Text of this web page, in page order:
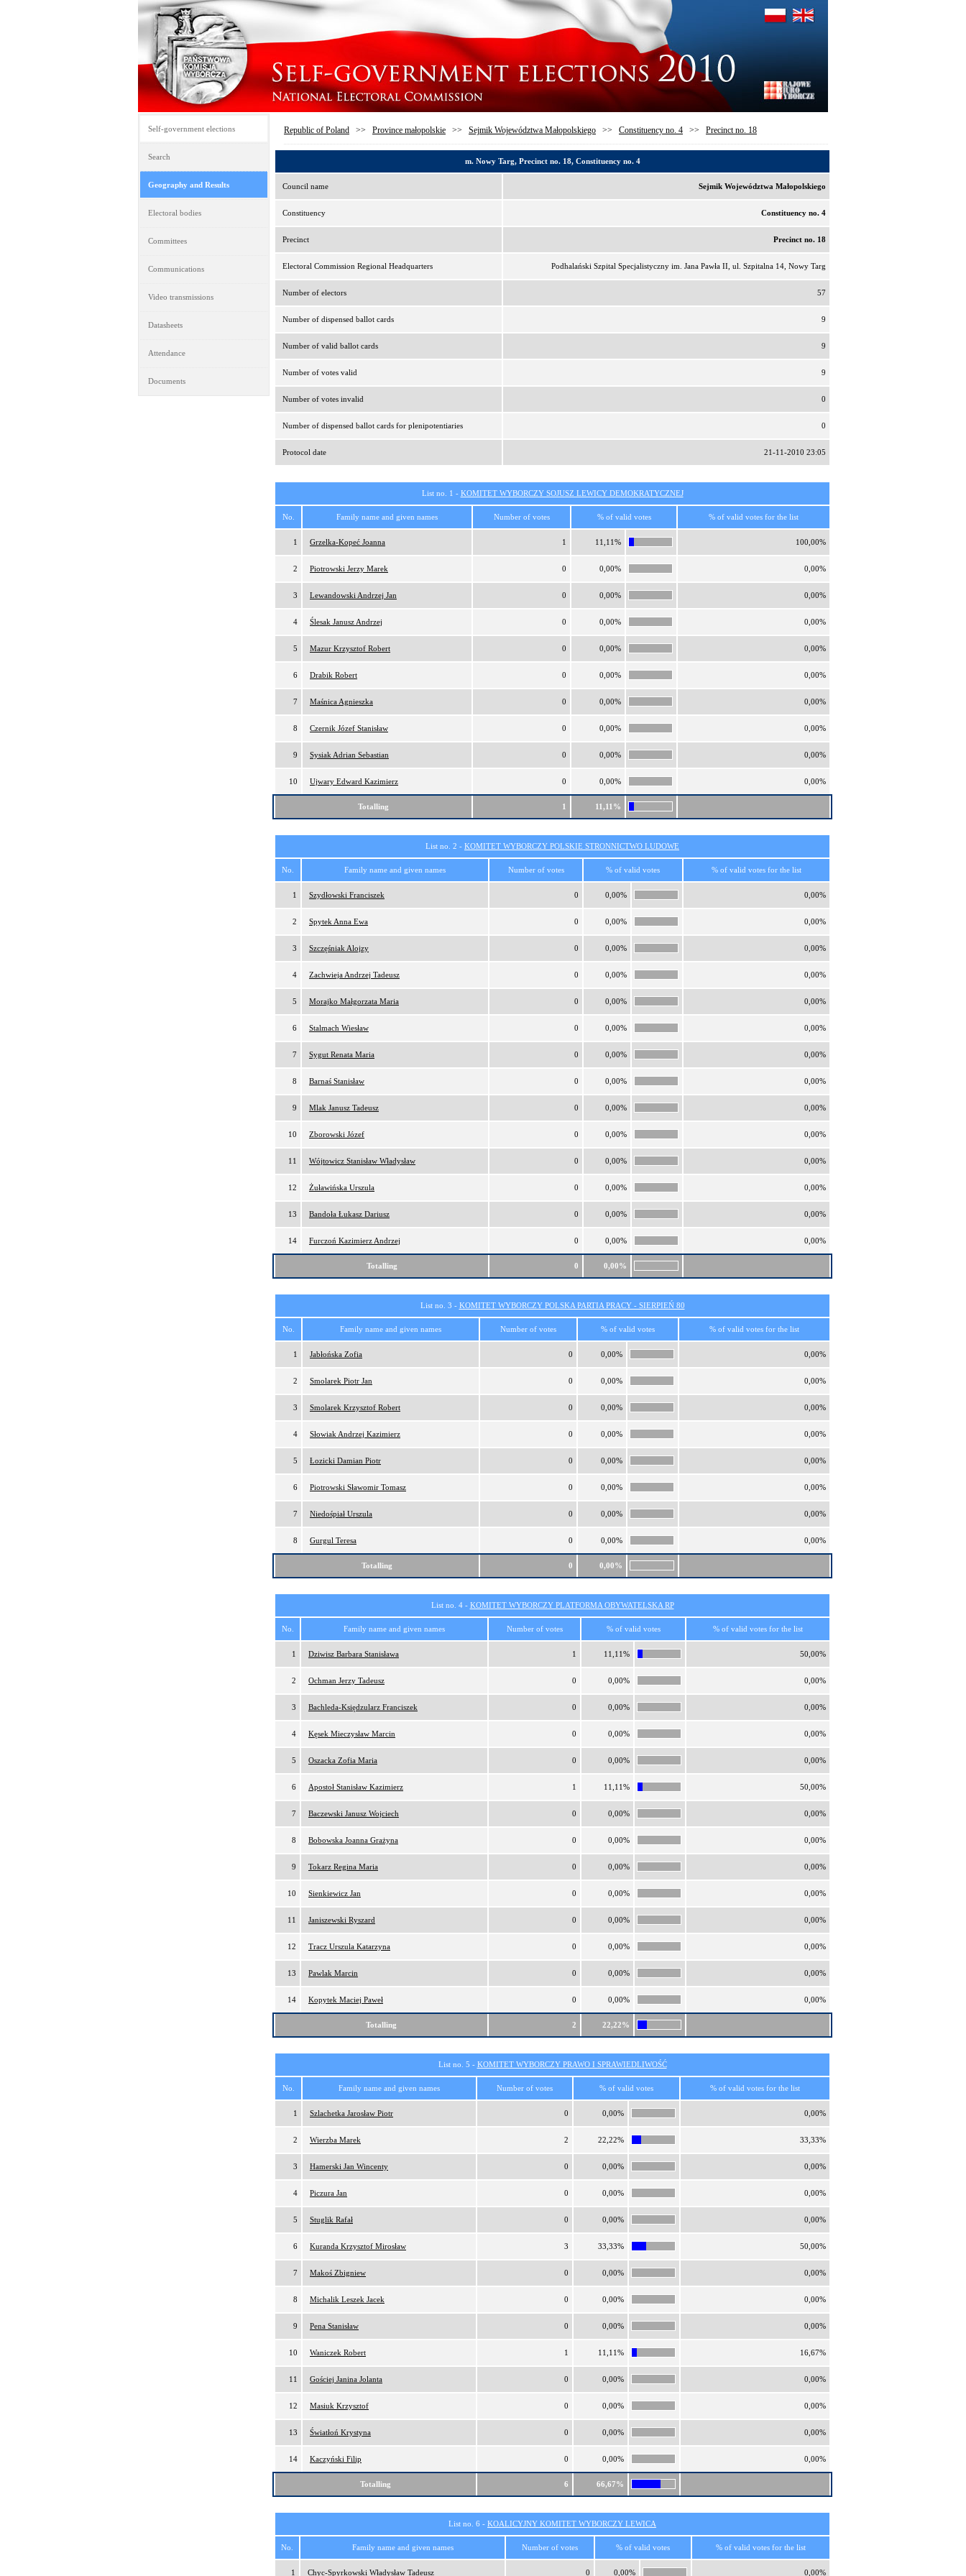
Self-government elections
Search
Geography and Results
Electoral bodies
Committees
Communications
Video transmissions
Datasheets
Attendance
Documents
Republic of Poland >> Province małopolskie >> Sejmik Województwa Małopolskiego >> Constituency no. 4 >> Precinct no. 18
m. Nowy Targ, Precinct no. 18, Constituency no. 4
Council name Sejmik Województwa Małopolskiego
Constituency Constituency no. 4
Precinct Precinct no. 18
Electoral Commission Regional Headquarters Podhalański Szpital Specjalistyczny im. Jana Pawła II, ul. Szpitalna 14, Nowy Targ
Number of electors 57
Number of dispensed ballot cards 9
Number of valid ballot cards 9
Number of votes valid 9
Number of votes invalid 0
Number of dispensed ballot cards for plenipotentiaries 0
Protocol date 21-11-2010 23:05
List no. 1 - KOMITET WYBORCZY SOJUSZ LEWICY DEMOKRATYCZNEJ
No. Family name and given names Number of votes % of valid votes % of valid votes for the list
1 Grzelka-Kopeć Joanna 1 11,11% 100,00%
2 Piotrowski Jerzy Marek 0 0,00% 0,00%
3 Lewandowski Andrzej Jan 0 0,00% 0,00%
4 Ślesak Janusz Andrzej 0 0,00% 0,00%
5 Mazur Krzysztof Robert 0 0,00% 0,00%
6 Drabik Robert 0 0,00% 0,00%
7 Maśnica Agnieszka 0 0,00% 0,00%
8 Czernik Józef Stanisław 0 0,00% 0,00%
9 Sysiak Adrian Sebastian 0 0,00% 0,00%
10 Ujwary Edward Kazimierz 0 0,00% 0,00%
Totalling 1 11,11%
List no. 2 - KOMITET WYBORCZY POLSKIE STRONNICTWO LUDOWE
No. Family name and given names Number of votes % of valid votes % of valid votes for the list
1 Szydłowski Franciszek 0 0,00% 0,00%
2 Spytek Anna Ewa 0 0,00% 0,00%
3 Szczęśniak Alojzy 0 0,00% 0,00%
4 Zachwieja Andrzej Tadeusz 0 0,00% 0,00%
5 Morajko Małgorzata Maria 0 0,00% 0,00%
6 Stalmach Wiesław 0 0,00% 0,00%
7 Sygut Renata Maria 0 0,00% 0,00%
8 Barnaś Stanisław 0 0,00% 0,00%
9 Mlak Janusz Tadeusz 0 0,00% 0,00%
10 Zborowski Józef 0 0,00% 0,00%
11 Wójtowicz Stanisław Władysław 0 0,00% 0,00%
12 Żuławińska Urszula 0 0,00% 0,00%
13 Bandoła Łukasz Dariusz 0 0,00% 0,00%
14 Furczoń Kazimierz Andrzej 0 0,00% 0,00%
Totalling 0 0,00%
List no. 3 - KOMITET WYBORCZY POLSKA PARTIA PRACY - SIERPIEŃ 80
No. Family name and given names Number of votes % of valid votes % of valid votes for the list
1 Jabłońska Zofia 0 0,00% 0,00%
2 Smolarek Piotr Jan 0 0,00% 0,00%
3 Smolarek Krzysztof Robert 0 0,00% 0,00%
4 Słowiak Andrzej Kazimierz 0 0,00% 0,00%
5 Łozicki Damian Piotr 0 0,00% 0,00%
6 Piotrowski Sławomir Tomasz 0 0,00% 0,00%
7 Niedośpiał Urszula 0 0,00% 0,00%
8 Gurgul Teresa 0 0,00% 0,00%
Totalling 0 0,00%
List no. 4 - KOMITET WYBORCZY PLATFORMA OBYWATELSKA RP
No. Family name and given names Number of votes % of valid votes % of valid votes for the list
1 Dziwisz Barbara Stanisława 1 11,11% 50,00%
2 Ochman Jerzy Tadeusz 0 0,00% 0,00%
3 Bachleda-Księdzularz Franciszek 0 0,00% 0,00%
4 Kęsek Mieczysław Marcin 0 0,00% 0,00%
5 Oszacka Zofia Maria 0 0,00% 0,00%
6 Apostoł Stanisław Kazimierz 1 11,11% 50,00%
7 Baczewski Janusz Wojciech 0 0,00% 0,00%
8 Bobowska Joanna Grażyna 0 0,00% 0,00%
9 Tokarz Regina Maria 0 0,00% 0,00%
10 Sienkiewicz Jan 0 0,00% 0,00%
11 Janiszewski Ryszard 0 0,00% 0,00%
12 Tracz Urszula Katarzyna 0 0,00% 0,00%
13 Pawlak Marcin 0 0,00% 0,00%
14 Kopytek Maciej Paweł 0 0,00% 0,00%
Totalling 2 22,22%
List no. 5 - KOMITET WYBORCZY PRAWO I SPRAWIEDLIWOŚĆ
No. Family name and given names Number of votes % of valid votes % of valid votes for the list
1 Szlachetka Jarosław Piotr 0 0,00% 0,00%
2 Wierzba Marek 2 22,22% 33,33%
3 Hamerski Jan Wincenty 0 0,00% 0,00%
4 Piczura Jan 0 0,00% 0,00%
5 Stuglik Rafał 0 0,00% 0,00%
6 Kuranda Krzysztof Mirosław 3 33,33% 50,00%
7 Makoś Zbigniew 0 0,00% 0,00%
8 Michalik Leszek Jacek 0 0,00% 0,00%
9 Pena Stanisław 0 0,00% 0,00%
10 Waniczek Robert 1 11,11% 16,67%
11 Gościej Janina Jolanta 0 0,00% 0,00%
12 Masiuk Krzysztof 0 0,00% 0,00%
13 Światłoń Krystyna 0 0,00% 0,00%
14 Kaczyński Filip 0 0,00% 0,00%
Totalling 6 66,67%
List no. 6 - KOALICYJNY KOMITET WYBORCZY LEWICA
No. Family name and given names Number of votes % of valid votes % of valid votes for the list
1 Chyc-Spyrkowski Władysław Tadeusz 0 0,00% 0,00%